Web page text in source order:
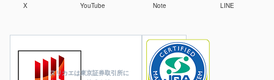
ヌリカエは東京証券取引所に
X YouTube Note LINE